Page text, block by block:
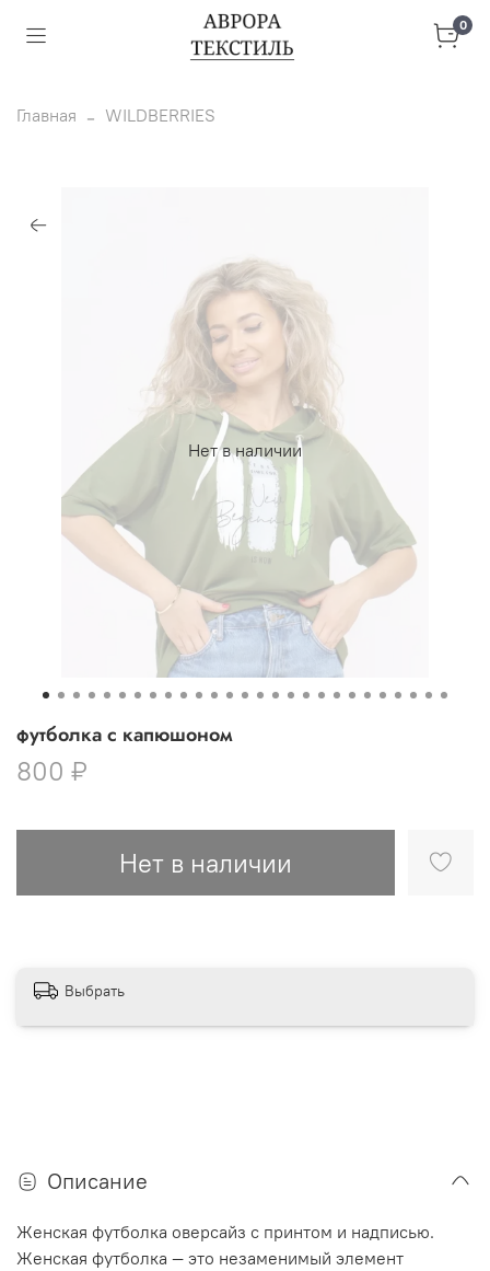
0
Главная WILDBERRIES
Нет в наличии
футболка с капюшоном
800 ₽
Нет в наличии
Выбрать
Описание
Женская футболка оверсайз с принтом и надписью.
Женская футболка — это незаменимый элемент